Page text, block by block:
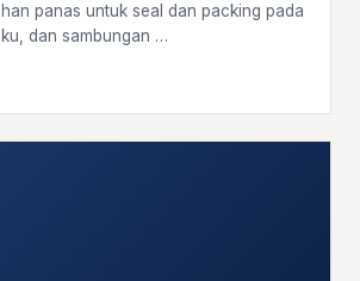
panas untuk seal dan packing pada
dan sambungan …